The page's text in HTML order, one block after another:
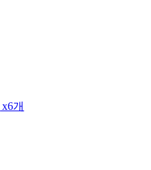
개